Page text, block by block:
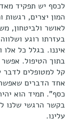
לכסף יש תפקיד מאד
המון יצרים, רגשות
לאושר ולביטחון,
בעזרתו רוגע
איננו. בגלל כל
בתוך הטיפול. אפשר
קל למטופלים
אחד הדברים
כסף". תמיד הוא
בקשר הרגשי שלנו
עלינו.